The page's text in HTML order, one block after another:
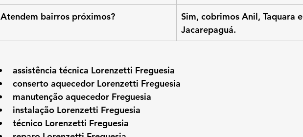
Atendem bairros próximos?
Sim, cobrimos Anil, Taquara e
Jacarepaguá.
assistência técnica Lorenzetti Freguesia
conserto aquecedor Lorenzetti Freguesia
manutenção aquecedor Freguesia
instalação Lorenzetti Freguesia
técnico Lorenzetti Freguesia